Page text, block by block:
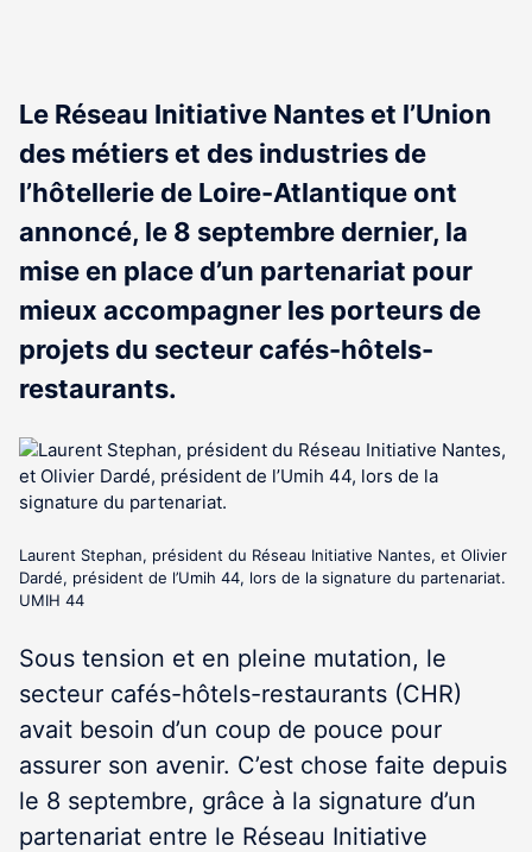
Le Réseau Initiative Nantes et l’Union
des métiers et des industries de
l’hôtellerie de Loire-Atlantique ont
annoncé, le 8 septembre dernier, la
mise en place d’un partenariat pour
mieux accompagner les porteurs de
projets du secteur cafés-hôtels-
restaurants.
Laurent Stephan, président du Réseau Initiative Nantes, et Olivier
Dardé, président de l’Umih 44, lors de la signature du partenariat.
UMIH 44
Sous tension et en pleine mutation, le
secteur cafés-hôtels-restaurants (CHR)
avait besoin d’un coup de pouce pour
assurer son avenir. C’est chose faite depuis
le 8 septembre, grâce à la signature d’un
partenariat entre le Réseau Initiative